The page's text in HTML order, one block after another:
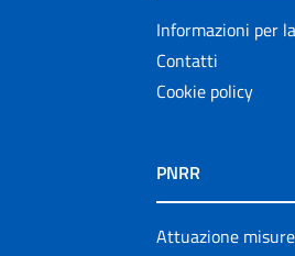
Informazioni per
Contatti
Cookie policy
PNRR
Attuazione